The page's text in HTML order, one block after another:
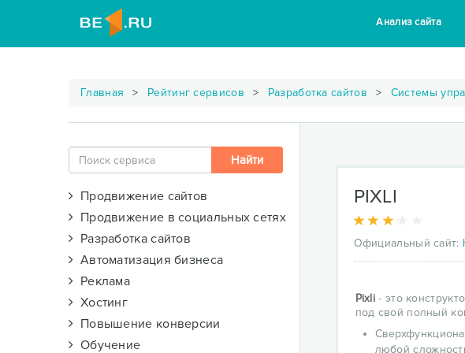
Анализ сайта
Главная Рейтинг сервисов Разработка сайтов Системы
Продвижение сайтов
Продвижение в социальных сетях
Разработка сайтов
Автоматизация бизнеса
Реклама
Хостинг
Повышение конверсии
Обучение
PIXLI
Официальный сайт:
Pixli - это
под свой полный
любой